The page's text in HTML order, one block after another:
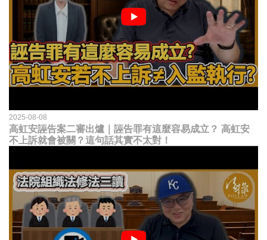
2025-08-08
高虹安誣告案二審出爐｜誣告罪有這麼容易成立？ 高虹安
不上訴就會被關？這句話其實不太對！